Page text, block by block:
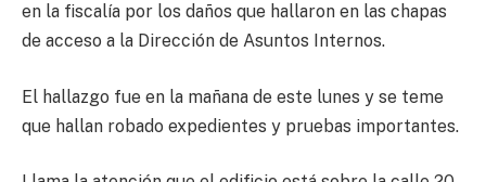
en la fiscalía por los daños que hallaron en las chapas
de acceso a la Dirección de Asuntos Internos.
El hallazgo fue en la mañana de este lunes y se teme
que hallan robado expedientes y pruebas importantes.